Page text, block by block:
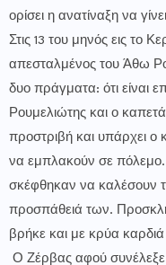
ορίσει η ανατίναξη να
Στις 13 του μηνός εις το
απεσταλμένος του Άθω
δυο πράγματα: ότι είναι
Ρουμελιώτης και ο
προστριβή και υπάρχει ο
να εμπλακούν σε πόλεμο.
σκέφθηκαν να καλέσουν
προσπάθειά των.
βρήκε και με κρύα
Ο Ζέρβας αφού συνέλεξε